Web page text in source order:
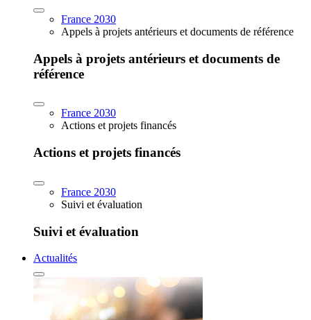
France 2030
Appels à projets antérieurs et documents de référence
Appels à projets antérieurs et documents de
référence
France 2030
Actions et projets financés
Actions et projets financés
France 2030
Suivi et évaluation
Suivi et évaluation
Actualités